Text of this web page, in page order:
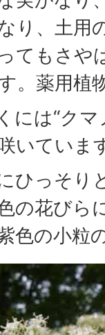
り、土用
てもさや
。薬用植
には“ク
いていま
ひっそり
の花びら
色の小粒